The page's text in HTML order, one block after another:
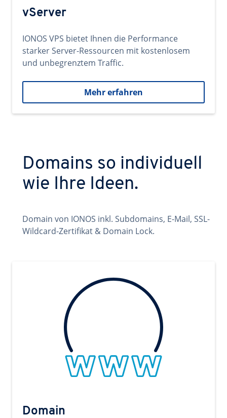
vServer
IONOS VPS bietet Ihnen die Performance
starker Server-Ressourcen mit kostenlosem
und unbegrenztem Traffic.
Mehr erfahren
Domains so individuell
wie Ihre Ideen.
Domain von IONOS inkl. Subdomains, E-Mail, SSL-
Wildcard-Zertifikat & Domain Lock.
Domain